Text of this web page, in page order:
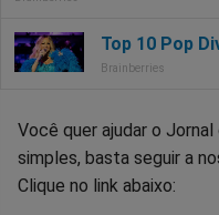
Você quer ajudar o Jornal
simples, basta seguir a
Clique no link abaixo: